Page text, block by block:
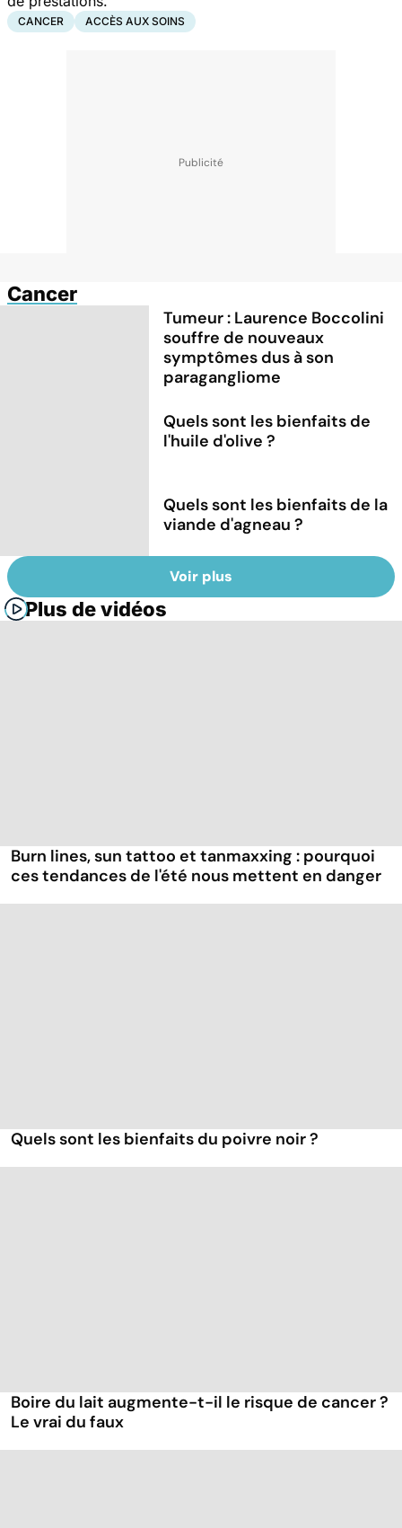
CANCER ACCÈS AUX SOINS
Cancer
Tumeur : Laurence Boccolini
souffre de nouveaux
symptômes dus à son
paragangliome
Quels sont les bienfaits de
l'huile d'olive ?
Quels sont les bienfaits de la
viande d'agneau ?
Voir plus
Plus de vidéos
Burn lines, sun tattoo et tanmaxxing : pourquoi
ces tendances de l'été nous mettent en danger
Quels sont les bienfaits du poivre noir ?
Boire du lait augmente-t-il le risque de cancer ?
Le vrai du faux